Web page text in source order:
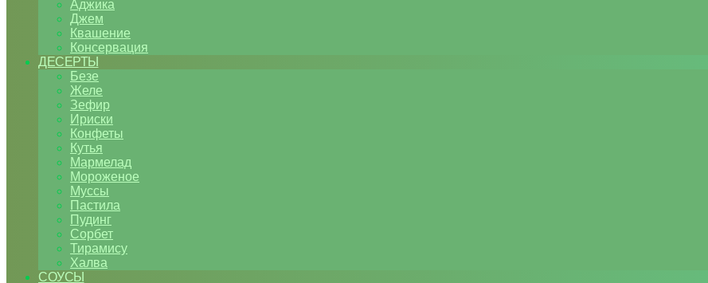
Аджика
Джем
Квашение
Консервация
ДЕСЕРТЫ
Безе
Желе
Зефир
Ириски
Конфеты
Кутья
Мармелад
Мороженое
Муссы
Пастила
Пудинг
Сорбет
Тирамису
Халва
СОУСЫ